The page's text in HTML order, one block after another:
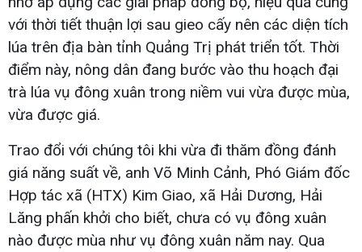
với thời tiết thuận lợi sau gieo cấy nên các diện tích
lúa trên địa bàn tỉnh Quảng Trị phát triển tốt. Thời
điểm này, nông dân đang bước vào thu hoạch đại
trà lúa vụ đông xuân trong niềm vui vừa được mùa,
vừa được giá.
Trao đổi với chúng tôi khi vừa đi thăm đồng đánh
giá năng suất về, anh Võ Minh Cảnh, Phó Giám đốc
Hợp tác xã (HTX) Kim Giao, xã Hải Dương, Hải
Lăng phấn khởi cho biết, chưa có vụ đông xuân
nào được mùa như vụ đông xuân năm nay. Qua